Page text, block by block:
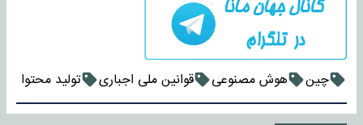
چین هوش مصنوعی قوانین ملی اجباری تولید محتوا